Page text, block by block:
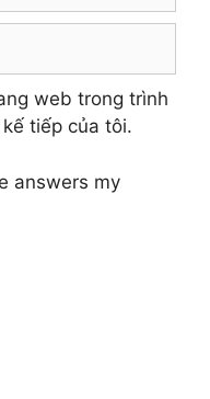
web trong trình
tiếp của tôi.
answers my